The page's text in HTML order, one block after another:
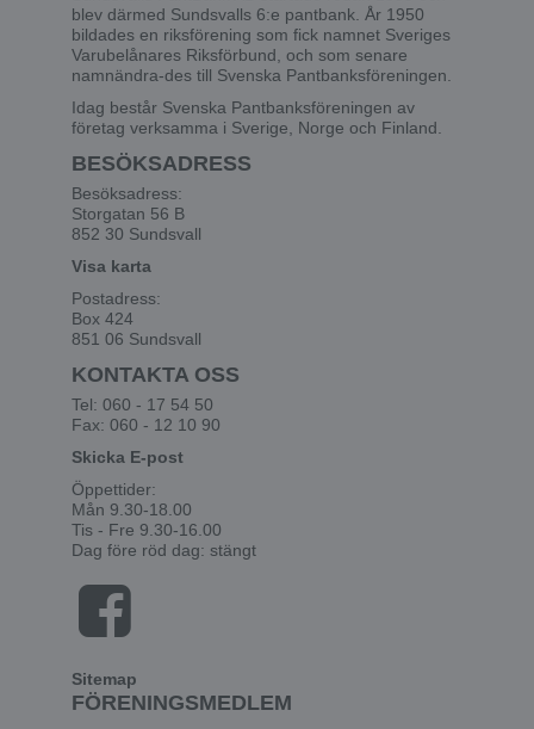
blev därmed Sundsvalls 6:e pantbank. År 1950
bildades en riksförening som fick namnet Sveriges
Varubelånares Riksförbund, och som senare
namnändra-des till Svenska Pantbanksföreningen.
Idag består Svenska Pantbanksföreningen av
företag verksamma i Sverige, Norge och Finland.
BESÖKSADRESS
Besöksadress:
Storgatan 56 B
852 30 Sundsvall
Visa karta
Postadress:
Box 424
851 06 Sundsvall
KONTAKTA OSS
Tel: 060 - 17 54 50
Fax: 060 - 12 10 90
Skicka E-post
Öppettider:
Mån 9.30-18.00
Tis - Fre 9.30-16.00
Dag före röd dag: stängt
Sitemap
FÖRENINGSMEDLEM